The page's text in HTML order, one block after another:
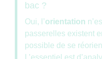
bac ?
Oui, l’orientation
passerelles existent
possible de se
L’essentiel est